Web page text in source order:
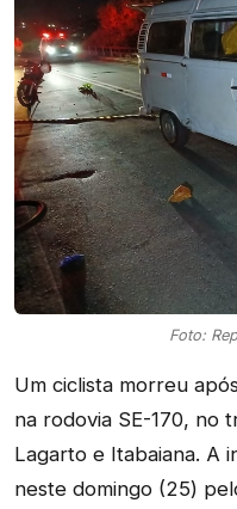
Foto:
Um ciclista morreu
na rodovia SE-170, no
Lagarto e Itabaiana. A
neste domingo (25)